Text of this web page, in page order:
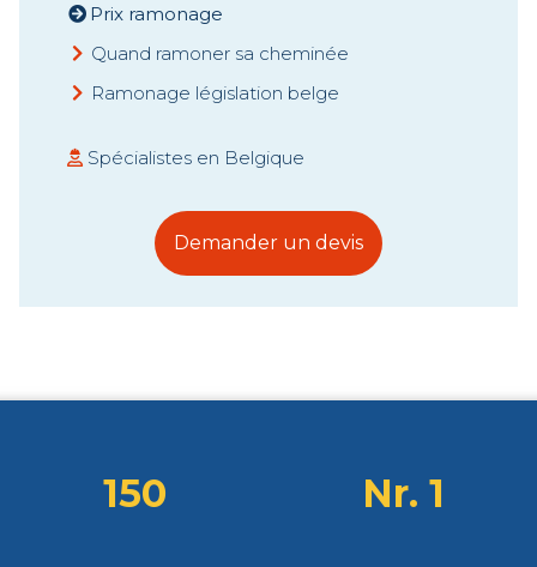
Prix ramonage
Quand ramoner sa cheminée
Ramonage législation belge
Spécialistes en Belgique
Demander un devis
150 Nr. 1